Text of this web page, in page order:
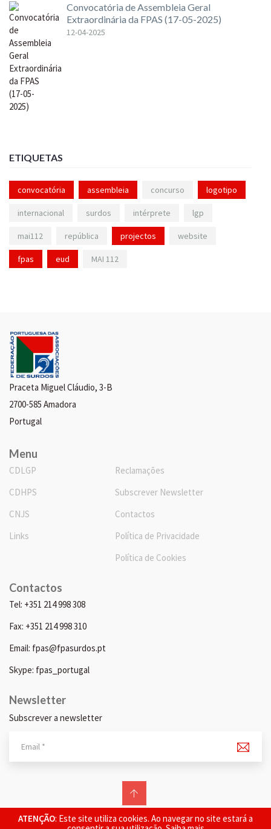
ATENÇÃO: Este site utiliza cookies. Ao navegar no site estará a
Convocatória de Assembleia Geral
Extraordinária da FPAS (17-05-2025)
12-04-2025
ETIQUETAS
convocatória assembleia concurso logotipo
internacional surdos intérprete lgp
mai112 república projectos website
fpas eud MAI 112
Praceta Miguel Cláudio, 3-B
2700-585 Amadora
Portugal
Menu
CDLGP
CDHPS
CNJS
Links
Reclamações
Subscrever Newsletter
Contactos
Política de Privacidade
Política de Cookies
Contactos
Tel: +351 214 998 308
Fax: +351 214 998 310
Email: fpas@fpasurdos.pt
Skype: fpas_portugal
Newsletter
Subscrever a newsletter
© 2026 FPAS. Todos os direitos reservados.